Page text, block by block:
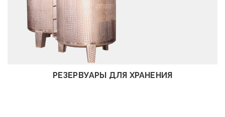
посмотреть
РЕЗЕРВУАРЫ ДЛЯ ХРАНЕНИЯ